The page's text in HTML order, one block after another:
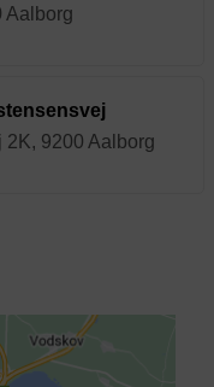
Aalborg
2K, 9200 Aalborg